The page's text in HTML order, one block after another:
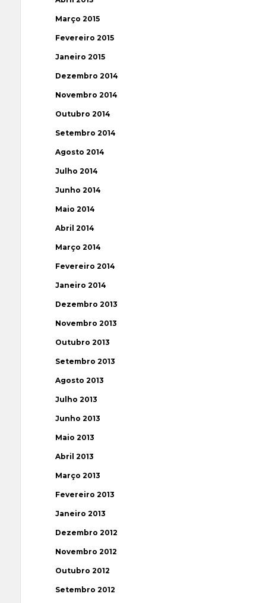
Março 2015
Fevereiro 2015
Janeiro 2015
Dezembro 2014
Novembro 2014
Outubro 2014
Setembro 2014
Agosto 2014
Julho 2014
Junho 2014
Maio 2014
Abril 2014
Março 2014
Fevereiro 2014
Janeiro 2014
Dezembro 2013
Novembro 2013
Outubro 2013
Setembro 2013
Agosto 2013
Julho 2013
Junho 2013
Maio 2013
Abril 2013
Março 2013
Fevereiro 2013
Janeiro 2013
Dezembro 2012
Novembro 2012
Outubro 2012
Setembro 2012